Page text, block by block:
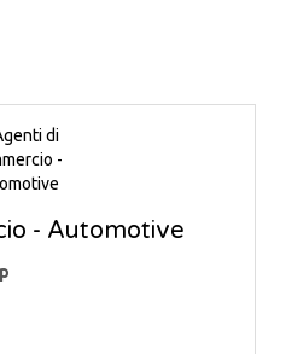
- Automotive